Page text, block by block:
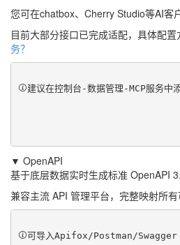
您可在chatbox、Cherry Studio等AI客
目前大部分接口已完成适配，具体配置
务？
建议在控制台-数据管理-MCP服务中
▼ OpenAPI
基于底层数据实时生成标准 OpenAPI
兼容主流 API 管理平台，完整映射所
可导入Apifox/Postman/Swagger